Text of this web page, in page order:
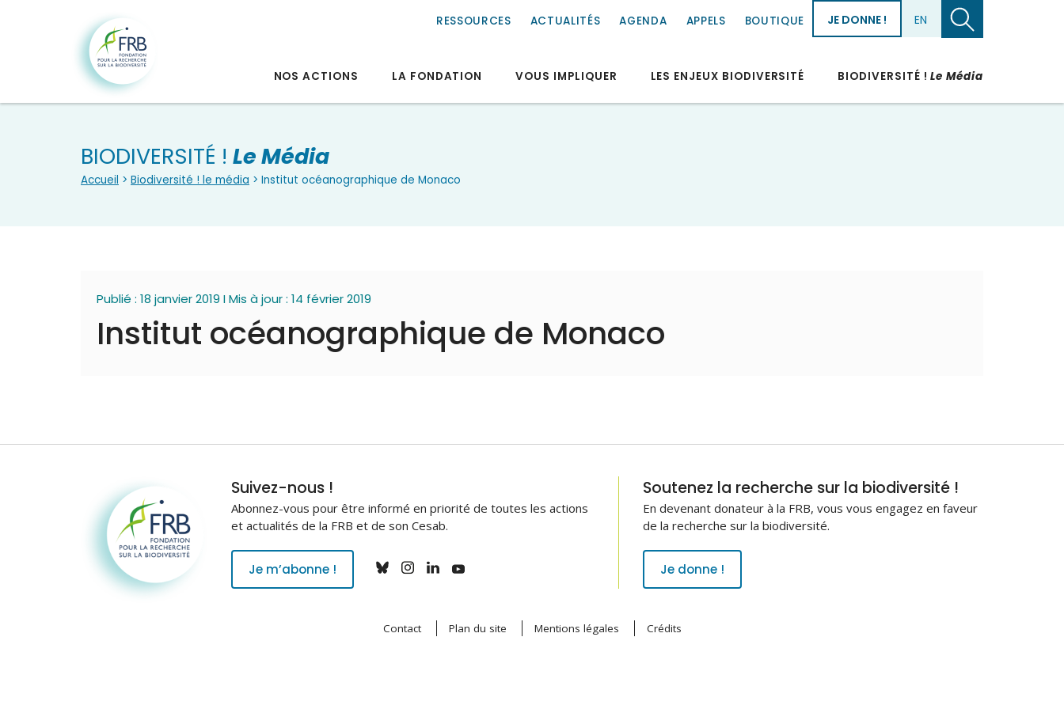
RESSOURCES ACTUALITÉS AGENDA APPELS BOUTIQUE JE DONNE ! EN
NOS ACTIONS LA FONDATION VOUS IMPLIQUER LES ENJEUX BIODIVERSITÉ BIODIVERSITÉ !Le Média
BIODIVERSITÉ ! Le Média
Accueil > Biodiversité ! le média > Institut océanographique de Monaco
Publié : 18 janvier 2019 I Mis à jour : 14 février 2019
Institut océanographique de Monaco
Fondation pour la
recherche sur la
biodiversité
Suivez-nous !
Abonnez-vous pour être informé en priorité de toutes les actions
et actualités de la FRB et de son Cesab.
Je m’abonne !
Soutenez la recherche sur la biodiversité !
En devenant donateur à la FRB, vous vous engagez en faveur
de la recherche sur la biodiversité.
Je donne !
Contact Plan du site Mentions légales Crédits